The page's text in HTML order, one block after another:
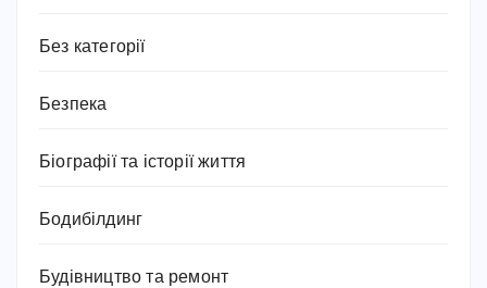
Без категорії
Безпека
Біографії та історії життя
Бодибілдинг
Будівництво та ремонт